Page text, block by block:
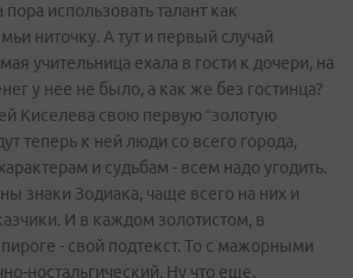
использовать талант как
ниточку. А тут и первый случай
учительница ехала в гости к дочери, на
у нее не было, а как же без гостинца?
Киселева свою первую “золотую
теперь к ней люди со всего города,
и судьбам - всем надо угодить.
знаки Зодиака, чаще всего на них и
И в каждом золотистом, в
- свой подтекст. То с мажорными
ностальгический. Ну что еще,